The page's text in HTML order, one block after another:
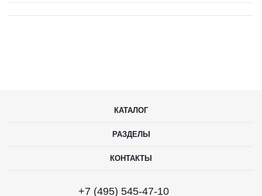
КАТАЛОГ
РАЗДЕЛЫ
КОНТАКТЫ
+7 (495) 545-47-10